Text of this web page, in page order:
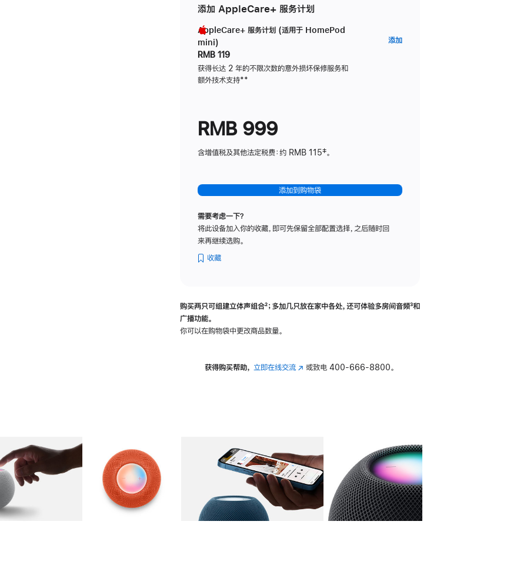
添加 AppleCare+ 服务计划
AppleCare+ 服务计划 (适用于 HomePod
mini)
RMB 119
获得长达 2 年的不限次数的意外损坏保修服务和
额外技术支持脚
**
添加AppleCare+
RMB 999
含增值税及其他法定税费：约 RMB 115‡。
添加到购物袋
需要考虑一下？
将此设备加入你的收藏，即可先保留全部配置选择，之后随时回
来再继续选购。
收藏
购买两只可组建立体声组合脚
²；多加几只放在家中各处，还可体验多‍房‍间音频脚
³和
广播功能。
你可以在购物袋中更改商品数量。
获得购买帮助， 立即在线交流(在 或致电 400-666-8800。
图库 图像 图库 图像 图库 图像 4 图库 图像 5